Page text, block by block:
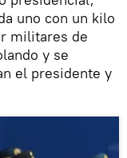
uno con un kilo
militares de
y se
el presidente y